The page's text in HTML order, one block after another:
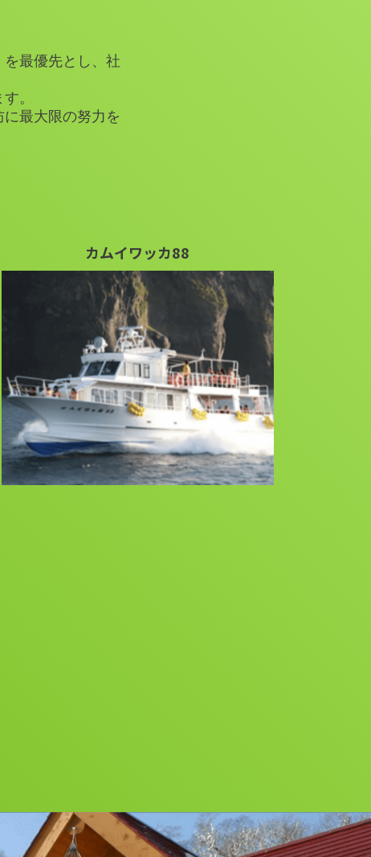
最優先とし、社
。
最大限の努力を
カムイワッカ88